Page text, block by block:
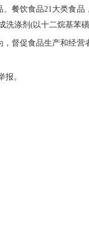
、餐饮食品21大类食品 ，
洗涤剂(以十二烷基苯
， 督促食品生产和经营
报。